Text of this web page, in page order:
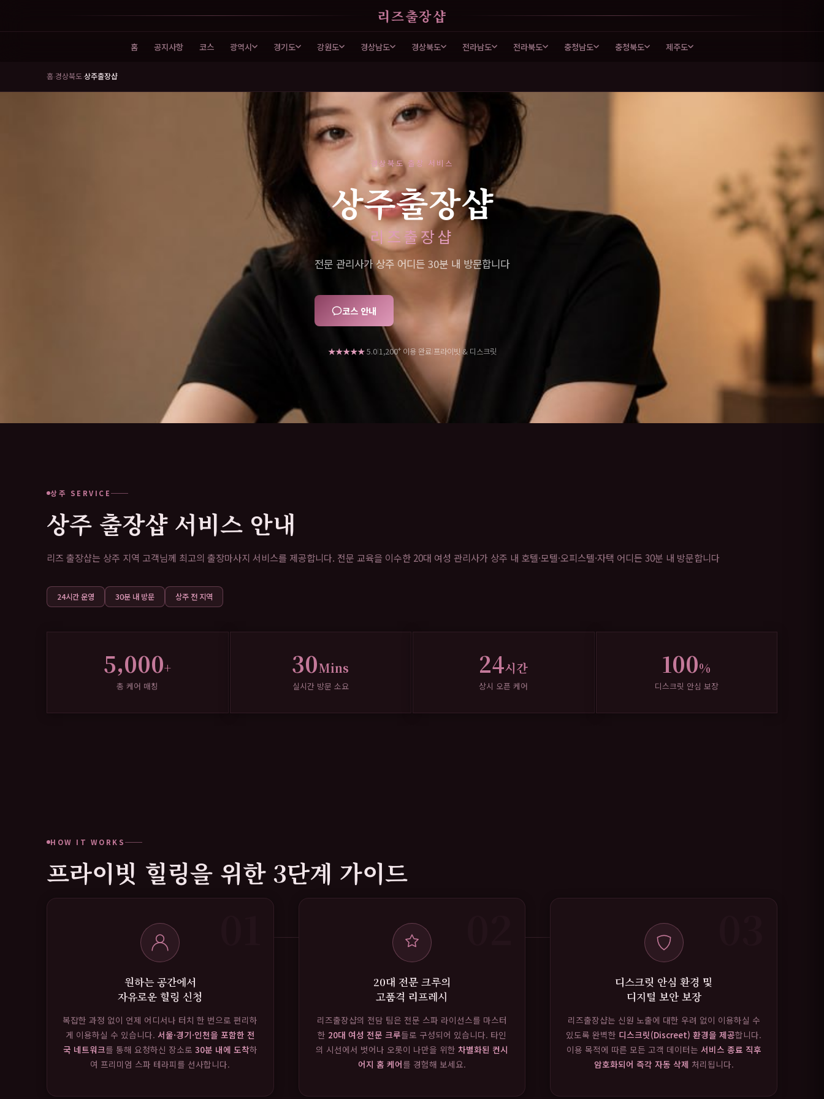
리즈출장샵
홈 공지사항 코스 광역시 경기도 강원도 경상남도 경상북도 전라남도 전라북도 충청남도 충청북도 제주도
홈›경상북도›상주출장샵
경상북도 출장 서비스
상주출장샵
리즈출장샵
전문 관리사가 상주 어디든 30분 내 방문합니다
코스 안내
★★★★★5.0|1,200+이용 완료|프라이빗 & 디스크릿
상주 SERVICE
상주 출장샵 서비스 안내
리즈 출장샵는 상주 지역 고객님께 최고의 출장마사지 서비스를 제공합니다. 전문 교육을 이수한 20대 여성 관리사가 상주 내 호텔·모텔·오피스텔·자택 어디든 30분 내 방문합니다
24시간 운영 30분 내 방문 상주 전 지역
5,000+
총 케어 매칭
30Mins
실시간 방문 소요
24시간
상시 오픈 케어
100%
디스크릿 안심 보장
HOW IT WORKS
프라이빗 힐링을 위한 3단계 가이드
원하는 공간에서
자유로운 힐링 신청
복잡한 과정 없이 언제 어디서나 터치 한 번으로 편리하
게 이용하실 수 있습니다. 서울·경기·인천을 포함한 전
국 네트워크를 통해 요청하신 장소로 30분 내에 도착하
여 프리미엄 스파 테라피를 선사합니다.
20대 전문 크루의
고품격 리프레시
리즈출장샵의 전담 팀은 전문 스파 라이선스를 마스터
한 20대 여성 전문 크루들로 구성되어 있습니다. 타인
의 시선에서 벗어나 오롯이 나만을 위한 차별화된 컨시
어지 홈 케어를 경험해 보세요.
디스크릿 안심 환경 및
디지털 보안 보장
리즈출장샵는 신원 노출에 대한 우려 없이 이용하실 수
있도록 완벽한 디스크릿(Discreet) 환경을 제공합니다.
이용 목적에 따른 모든 고객 데이터는 서비스 종료 직후
암호화되어 즉각 자동 삭제 처리됩니다.